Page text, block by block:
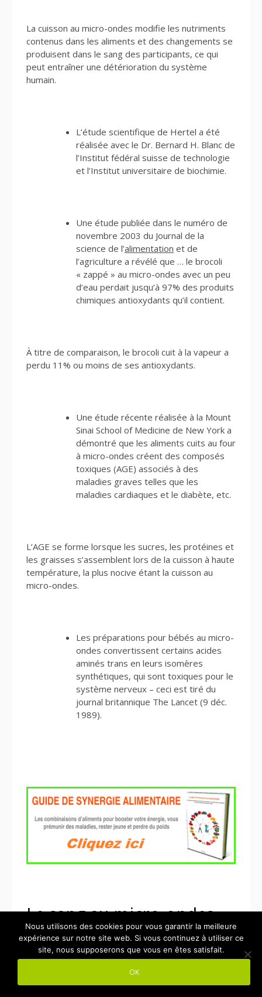
La cuisson au micro-ondes modifie les nutriments
contenus dans les aliments et des changements se
produisent dans le sang des participants, ce qui
peut entraîner une détérioration du système
humain.
L’étude scientifique de Hertel a été
réalisée avec le Dr. Bernard H. Blanc de
l’Institut fédéral suisse de technologie
et l’Institut universitaire de biochimie.
Une étude publiée dans le numéro de
novembre 2003 du Journal de la
science de l’alimentation et de
l’agriculture a révélé que … le brocoli
« zappé » au micro-ondes avec un peu
d’eau perdait jusqu’à 97% des produits
chimiques antioxydants qu’il contient.
À titre de comparaison, le brocoli cuit à la vapeur a
perdu 11% ou moins de ses antioxydants.
Une étude récente réalisée à la Mount
Sinai School of Medicine de New York a
démontré que les aliments cuits au four
à micro-ondes créent des composés
toxiques (AGE) associés à des
maladies graves telles que les
maladies cardiaques et le diabète, etc.
L’AGE se forme lorsque les sucres, les protéines et
les graisses s’assemblent lors de la cuisson à haute
température, la plus nocive étant la cuisson au
micro-ondes.
Les préparations pour bébés au micro-
ondes convertissent certains acides
aminés trans en leurs isomères
synthétiques, qui sont toxiques pour le
système nerveux – ceci est tiré du
journal britannique The Lancet (9 déc.
1989).
Le sang au micro-ondes
tue une femme :
Nous utilisons des cookies pour vous garantir la meilleure
expérience sur notre site web. Si vous continuez à utiliser ce
site, nous supposerons que vous en êtes satisfait.
OK